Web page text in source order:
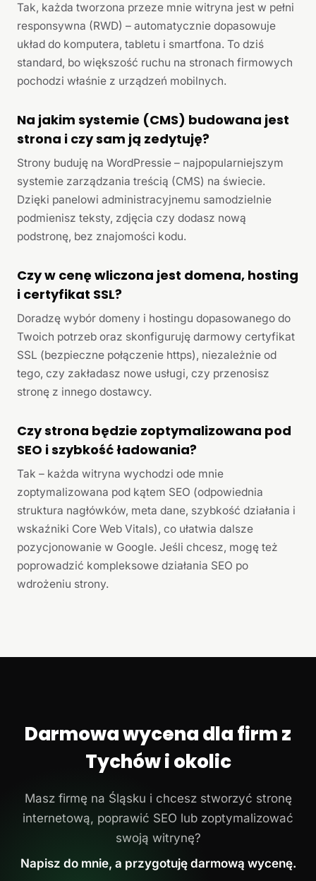
Tak, każda tworzona przeze mnie witryna jest w pełni
responsywna (RWD) – automatycznie dopasowuje
układ do komputera, tabletu i smartfona. To dziś
standard, bo większość ruchu na stronach firmowych
pochodzi właśnie z urządzeń mobilnych.
Na jakim systemie (CMS) budowana jest
strona i czy sam ją zedytuję?
Strony buduję na WordPressie – najpopularniejszym
systemie zarządzania treścią (CMS) na świecie.
Dzięki panelowi administracyjnemu samodzielnie
podmienisz teksty, zdjęcia czy dodasz nową
podstronę, bez znajomości kodu.
Czy w cenę wliczona jest domena, hosting
i certyfikat SSL?
Doradzę wybór domeny i hostingu dopasowanego do
Twoich potrzeb oraz skonfiguruję darmowy certyfikat
SSL (bezpieczne połączenie https), niezależnie od
tego, czy zakładasz nowe usługi, czy przenosisz
stronę z innego dostawcy.
Czy strona będzie zoptymalizowana pod
SEO i szybkość ładowania?
Tak – każda witryna wychodzi ode mnie
zoptymalizowana pod kątem SEO (odpowiednia
struktura nagłówków, meta dane, szybkość działania i
wskaźniki Core Web Vitals), co ułatwia dalsze
pozycjonowanie w Google. Jeśli chcesz, mogę też
poprowadzić kompleksowe działania SEO po
wdrożeniu strony.
Darmowa wycena dla firm z
Tychów i okolic
Masz firmę na Śląsku i chcesz stworzyć stronę
internetową, poprawić SEO lub zoptymalizować
swoją witrynę?
Napisz do mnie, a przygotuję darmową wycenę.